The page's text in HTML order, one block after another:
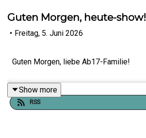
Guten Morgen, heute-show!
• Freitag, 5. Juni 2026
Guten Morgen, liebe Ab17-Familie!
Show more
RSS